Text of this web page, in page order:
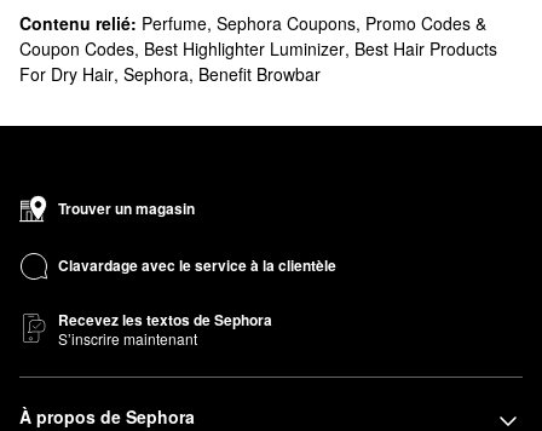
Contenu relié: Perfume, Sephora Coupons, Promo Codes &
Coupon Codes, Best Highlighter Luminizer, Best Hair Products
For Dry Hair, Sephora, Benefit Browbar
Trouver un magasin
Clavardage avec le service à la clientèle
Recevez les textos de Sephora
S’inscrire maintenant
À propos de Sephora